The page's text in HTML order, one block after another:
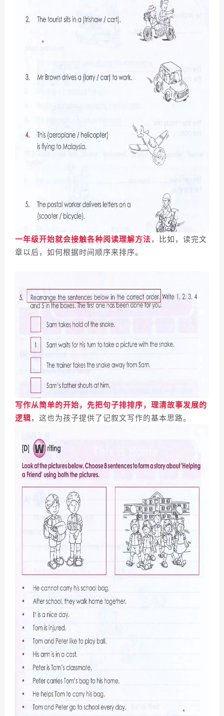
一年级开始就会接触各种阅读理解方法，比如，读完文
章以后，如何根据时间顺序来排序。
写作从简单的开始，先把句子排排序，理清故事发展的
逻辑，这也为孩子提供了记叙文写作的基本思路。